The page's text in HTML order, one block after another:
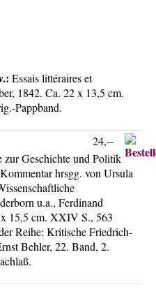
Essais littéraires et
1842. Ca. 22 x 13,5 cm.
Pappband.
zur Geschichte und Politik
hrsgg. von Ursula
u.a., Ferdinand
15,5 cm. XXIV S., 563
Reihe: Kritische Friedrich-
Behler, 22. Band, 2.
24,--